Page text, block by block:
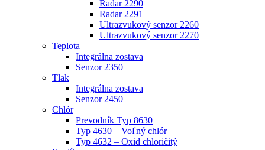
Radar 2290
Radar 2291
Ultrazvukový senzor 2260
Ultrazvukový senzor 2270
Teplota
Integrálna zostava
Senzor 2350
Tlak
Integrálna zostava
Senzor 2450
Chlór
Prevodník Typ 8630
Typ 4630 – Voľný chlór
Typ 4632 – Oxid chloričitý